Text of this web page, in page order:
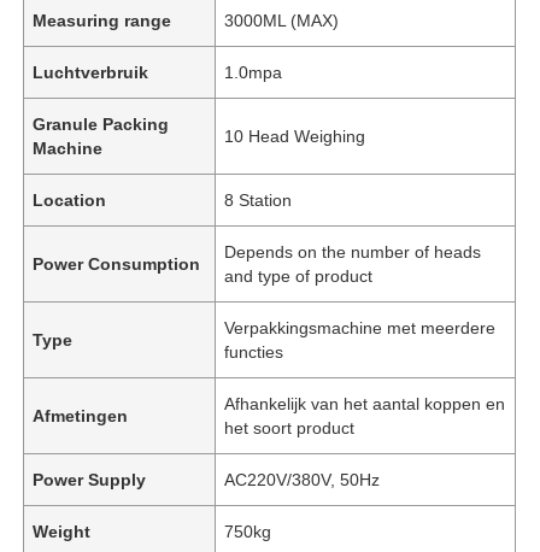
Measuring range 3000ML (MAX)
Luchtverbruik 1.0mpa
Granule Packing
Machine
10 Head Weighing
Location 8 Station
Power Consumption
Depends on the number of heads
and type of product
Type
Verpakkingsmachine met meerdere
functies
Afmetingen
Afhankelijk van het aantal koppen en
het soort product
Power Supply AC220V/380V, 50Hz
Weight 750kg